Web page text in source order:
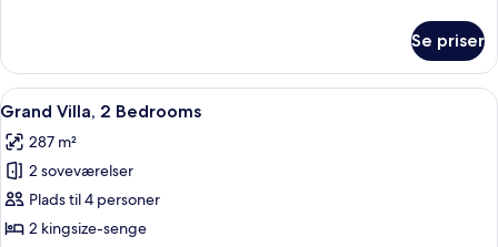
Suite
Se priser
Indlæs
alle
billeder
af
Grand
Villa,
Poolområde på taget med liggestol,
15
Grand Villa, 2 Bedrooms
287 m²
2 soveværelser
Plads til 4 personer
2 kingsize-senge